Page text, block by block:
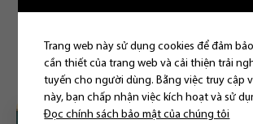
Bài viết liên quan
Trang web này sử dụng cookies để đảm
cần thiết của trang web và cải thiện trải
tuyến cho người dùng. Bằng việc truy cập
này, bạn chấp nhận việc kích hoạt và sử
Đọc chính sách bảo mật của chúng tôi